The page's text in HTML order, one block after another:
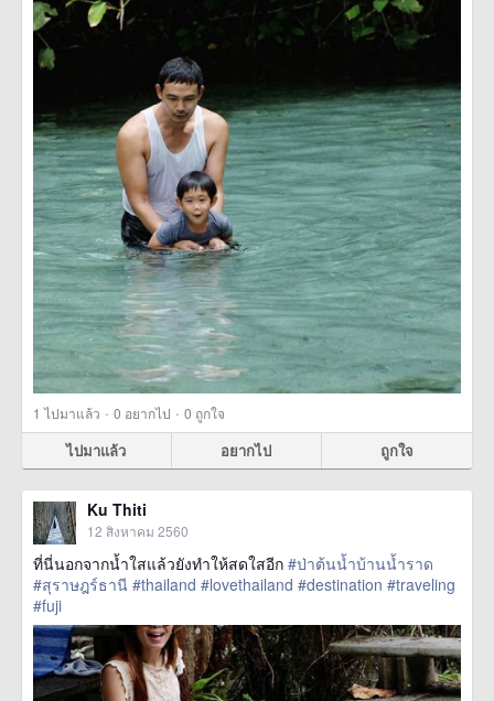
1 ไปมาแล้ว · 0 อยากไป · 0 ถูกใจ
ไปมาแล้ว อยากไป ถูกใจ
Ku Thiti
12 สิงหาคม 2560
ที่นี่นอกจากน้ำใสแล้วยังทำให้สดใสอีก #ป่าต้นน้ำบ้านน้ำราด
#สุราษฎร์ธานี #thailand #lovethailand #destination #traveling
#fuji
href=https://m.thetrippacker.com/th/image/location/208589>
more